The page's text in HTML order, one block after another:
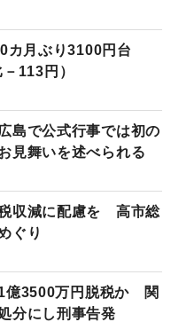
カ月ぶり3100円台
113円）
島で公式行事では初の
見舞いを述べられる
収減に配慮を 高市総
ぐり
億3500万円脱税か 関
分にし刑事告発